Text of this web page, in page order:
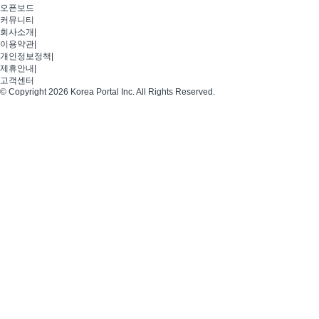
오픈보드
커뮤니티
회사소개
이용약관
개인정보정책
제휴안내
고객센터
© Copyright 2026 Korea Portal Inc. All Rights Reserved.